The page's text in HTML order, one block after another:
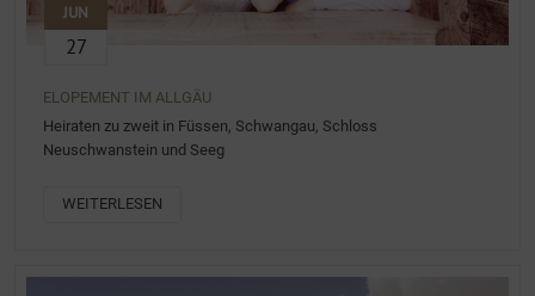
JUN
27
ELOPEMENT IM ALLGÄU
Heiraten zu zweit in Füssen, Schwangau, Schloss
Neuschwanstein und Seeg
WEITERLESEN